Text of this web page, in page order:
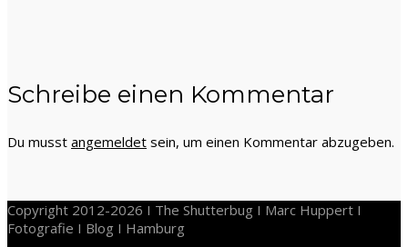
Schreibe einen Kommentar
Du musst angemeldet sein, um einen Kommentar abzugeben.
Copyright 2012-2026 I The Shutterbug I Marc Huppert I
Fotografie I Blog I Hamburg